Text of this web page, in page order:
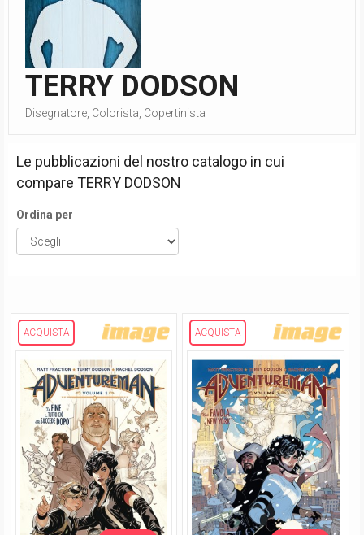
TERRY DODSON
Disegnatore, Colorista, Copertinista
Le pubblicazioni del nostro catalogo in cui
compare TERRY DODSON
Ordina per
ACQUISTA ACQUISTA